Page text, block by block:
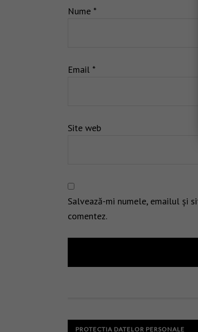
Nume *
Email *
Site web
Salvează-mi numele, emailul și
comentez.
PROTECTIA DATELOR PERSONALE